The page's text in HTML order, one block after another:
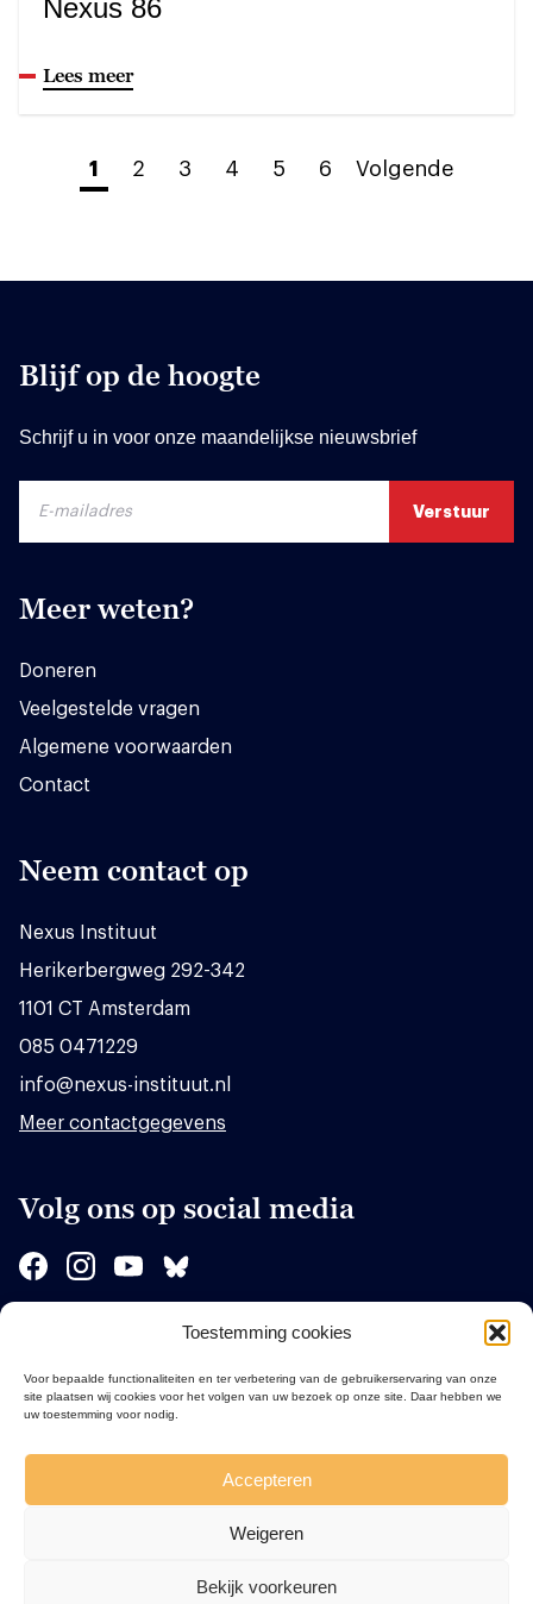
Toestemming cookies
Voor bepaalde functionaliteiten en ter verbetering van de gebruikerservaring van onze
site plaatsen wij cookies voor het volgen van uw bezoek op onze site. Daar hebben we
uw toestemming voor nodig.
Accepteren
Weigeren
Bekijk voorkeuren
Nexus 86
Lees meer
1 2 3 4 5 6 Volgende
Blijf op de hoogte
Schrijf u in voor onze maandelijkse nieuwsbrief
Meer weten?
Doneren
Veelgestelde vragen
Algemene voorwaarden
Contact
Neem contact op
Nexus Instituut
Herikerbergweg 292-342
1101 CT Amsterdam
085 0471229
info@nexus-instituut.nl
Meer contactgegevens
Volg ons op social media